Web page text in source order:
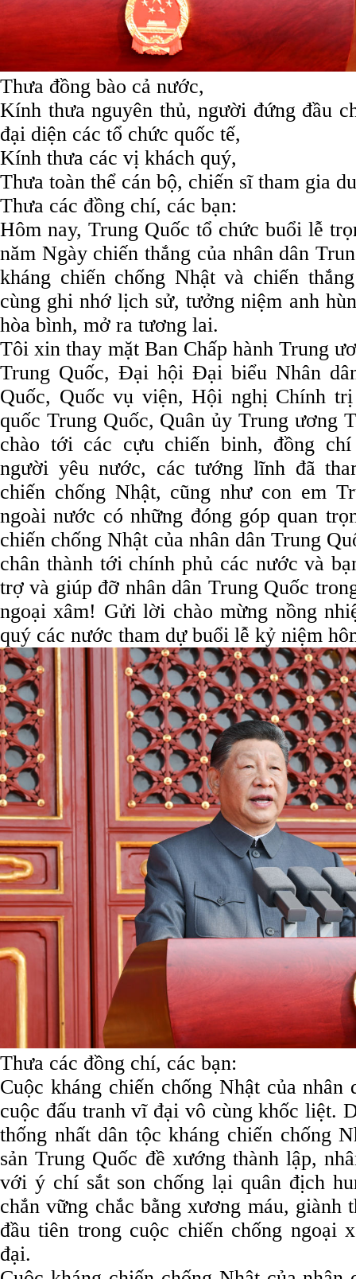
Thưa đồng bào cả nước,
Kính thưa nguyên thủ, người đứng đầu
đại diện các tổ chức quốc tế,
Kính thưa các vị khách quý,
Thưa toàn thể cán bộ, chiến sĩ tham gia
Thưa các đồng chí, các bạn:
Hôm nay, Trung Quốc tổ chức buổi lễ
năm Ngày chiến thắng của nhân dân
kháng chiến chống Nhật và chiến
cùng ghi nhớ lịch sử, tưởng niệm anh
hòa bình, mở ra tương lai.
Tôi xin thay mặt Ban Chấp hành Trung
Trung Quốc, Đại hội Đại biểu Nhân
Quốc, Quốc vụ viện, Hội nghị Chính
quốc Trung Quốc, Quân ủy Trung ương
chào tới các cựu chiến binh, đồng
người yêu nước, các tướng lĩnh đã
chiến chống Nhật, cũng như con em
ngoài nước có những đóng góp quan
chiến chống Nhật của nhân dân Trung
chân thành tới chính phủ các nước và
trợ và giúp đỡ nhân dân Trung Quốc
ngoại xâm! Gửi lời chào mừng nồng
quý các nước tham dự buổi lễ kỷ niệm
Thưa các đồng chí, các bạn:
Cuộc kháng chiến chống Nhật của nhân
cuộc đấu tranh vĩ đại vô cùng khốc liệt.
thống nhất dân tộc kháng chiến chống
sản Trung Quốc đề xướng thành lập,
với ý chí sắt son chống lại quân địch
chắn vững chắc bằng xương máu, giành
đầu tiên trong cuộc chiến chống ngoại
đại.